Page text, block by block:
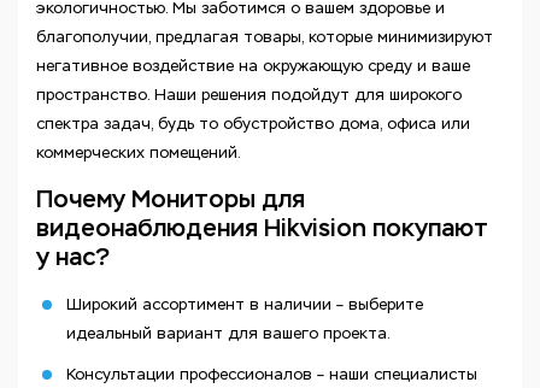
экологичностью. Мы заботимся о вашем здоровье и
благополучии, предлагая товары, которые минимизируют
негативное воздействие на окружающую среду и ваше
пространство. Наши решения подойдут для широкого
спектра задач, будь то обустройство дома, офиса или
коммерческих помещений.
Почему Мониторы для
видеонаблюдения Hikvision покупают
у нас?
Широкий ассортимент в наличии – выберите
идеальный вариант для вашего проекта.
Консультации профессионалов – наши специалисты